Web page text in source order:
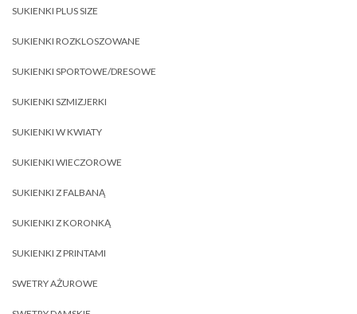
SUKIENKI PLUS SIZE
SUKIENKI ROZKLOSZOWANE
SUKIENKI SPORTOWE/DRESOWE
SUKIENKI SZMIZJERKI
SUKIENKI W KWIATY
SUKIENKI WIECZOROWE
SUKIENKI Z FALBANĄ
SUKIENKI Z KORONKĄ
SUKIENKI Z PRINTAMI
SWETRY AŻUROWE